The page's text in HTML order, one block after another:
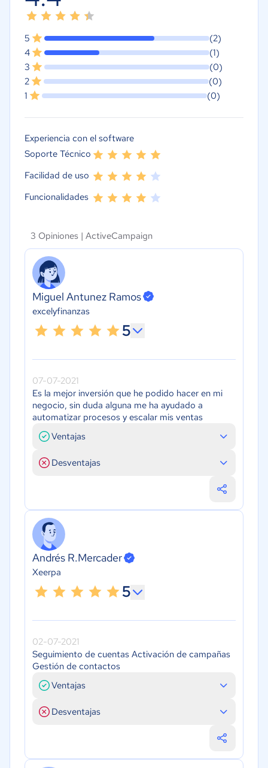
5
(2)
4
(1)
3
(0)
2
(0)
1
(0)
Experiencia con el software
Soporte Técnico
Facilidad de uso
Funcionalidades
3 Opiniones | ActiveCampaign
Miguel Antunez Ramos
excelyfinanzas
5
07-07-2021
Es la mejor inversión que he podido hacer en mi
negocio, sin duda alguna me ha ayudado a
automatizar procesos y escalar mis ventas
Ventajas
Desventajas
Andrés R.Mercader
Xeerpa
5
02-07-2021
Seguimiento de cuentas Activación de campañas
Gestión de contactos
Ventajas
Desventajas